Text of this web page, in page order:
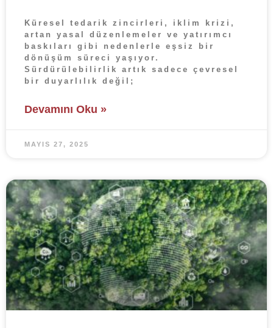
Küresel tedarik zincirleri, iklim krizi,
artan yasal düzenlemeler ve yatırımcı
baskıları gibi nedenlerle eşsiz bir
dönüşüm süreci yaşıyor.
Sürdürülebilirlik artık sadece çevresel
bir duyarlılık değil;
Devamını Oku »
MAYIS 27, 2025